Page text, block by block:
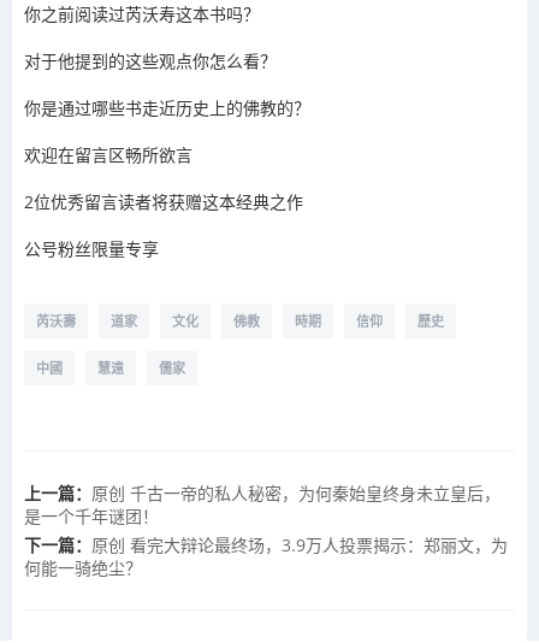
你之前阅读过芮沃寿这本书吗？
对于他提到的这些观点你怎么看？
你是通过哪些书走近历史上的佛教的？
欢迎在留言区畅所欲言
2位优秀留言读者将获赠这本经典之作
公号粉丝限量专享
芮沃壽 道家 文化 佛教 時期 信仰 歷史
中國 慧遠 儒家
上一篇： 原创 千古一帝的私人秘密，为何秦始皇终身未立皇后，
是一个千年谜团！
下一篇： 原创 看完大辩论最终场，3.9万人投票揭示：郑丽文，为
何能一骑绝尘？